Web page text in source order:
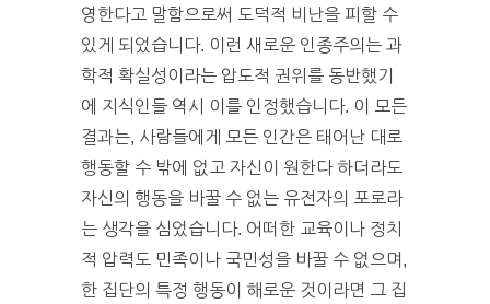
영한다고 말함으로써 도덕적 비난을 피할 수
있게 되었습니다. 이런 새로운 인종주의는 과
학적 확실성이라는 압도적 권위를 동반했기
에 지식인들 역시 이를 인정했습니다. 이 모든
결과는, 사람들에게 모든 인간은 태어난 대로
행동할 수 밖에 없고 자신이 원한다 하더라도
자신의 행동을 바꿀 수 없는 유전자의 포로라
는 생각을 심었습니다. 어떠한 교육이나 정치
적 압력도 민족이나 국민성을 바꿀 수 없으며,
한 집단의 특정 행동이 해로운 것이라면 그 집